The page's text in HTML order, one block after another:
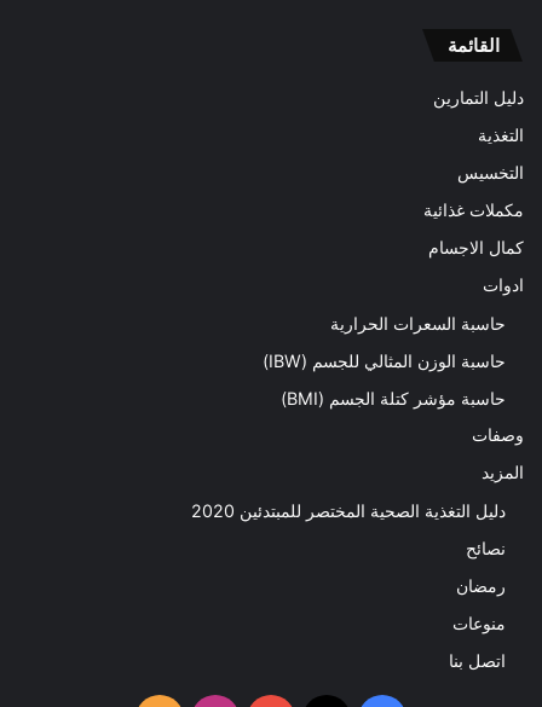
القائمة
دليل التمارين
التغذية
التخسيس
مكملات غذائية
كمال الاجسام
ادوات
حاسبة السعرات الحرارية
حاسبة الوزن المثالي للجسم (IBW)
حاسبة مؤشر كتلة الجسم (BMI)
وصفات
المزيد
دليل التغذية الصحية المختصر للمبتدئين 2020​
نصائح
رمضان
منوعات
اتصل بنا